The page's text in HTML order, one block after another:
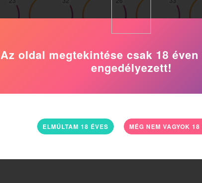
Az oldal megtekintése csak 18
engedélyezett!
ELMÚLTAM 18 ÉVES MÉG NEM VAGYOK 18